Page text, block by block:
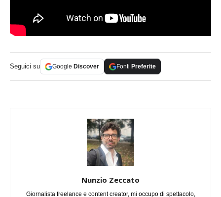
Seguici su Google Discover Fonti Preferite
Nunzio Zeccato
Giornalista freelance e content creator, mi occupo di spettacolo,